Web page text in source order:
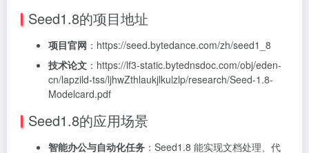
Seed1.8的项目地址
项目官网 ：https://seed.bytedance.com/zh/seed1_8
技术论文 ：https://lf3-static.bytednsdoc.com/obj/eden-
cn/lapzild-tss/ljhwZthlaukjlkulzlp/research/Seed-1.8-
Modelcard.pdf
Seed1.8的应用场景
智能办公与自动化任务 ：Seed1.8 能实现文档处理、代